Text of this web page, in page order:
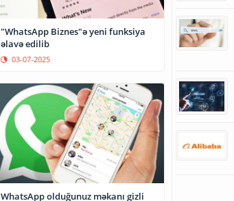
"WhatsApp Biznes"ə yeni funksiya
əlavə edilib
03-07-2025
WhatsApp olduğunuz məkanı gizli